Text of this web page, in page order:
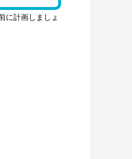
に計画しましょ